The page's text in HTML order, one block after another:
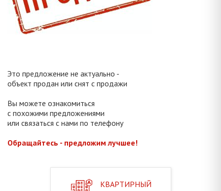
Это предложение не актуально -
объект продан или снят с продажи
Вы можете ознакомиться
с похожими предложениями
или связаться с нами по телефону
Обращайтесь - предложим лучшее!
КВАРТИРНЫЙ